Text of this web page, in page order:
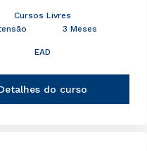
Cursos Livres
3 Meses
EAD
do curso